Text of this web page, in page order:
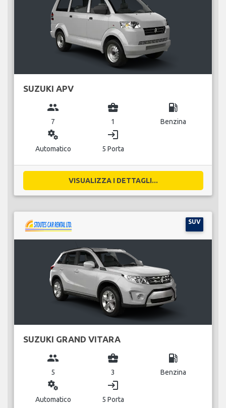
SUZUKI APV
group
7
business_center
1
local_gas_station
Benzina
miscellaneous_services
Automatico
login
5 Porta
VISUALIZZA I DETTAGLI...
SUV
SUZUKI GRAND VITARA
group
5
business_center
3
local_gas_station
Benzina
miscellaneous_services
Automatico
login
5 Porta